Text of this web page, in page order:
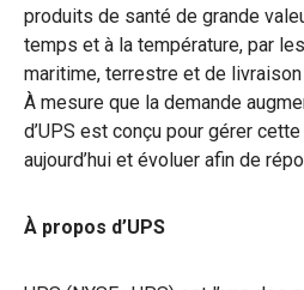
produits de santé de grande
temps et à la température, par
maritime, terrestre et de
À mesure que la demande
d’UPS est conçu pour gérer
aujourd’hui et évoluer afin de
À propos d’UPS